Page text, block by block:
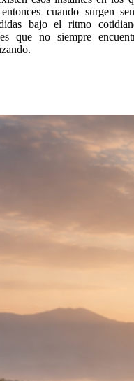
cuando surgen
bajo el ritmo
que no siempre